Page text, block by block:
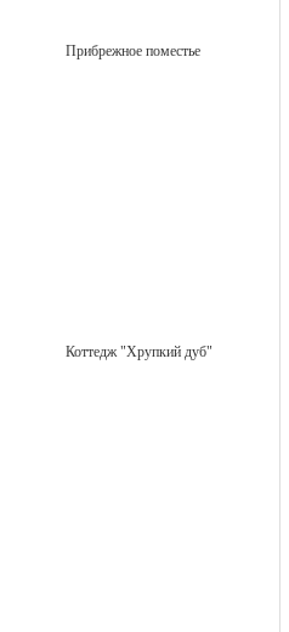
Прибрежное поместье
Коттедж "Хрупкий дуб"